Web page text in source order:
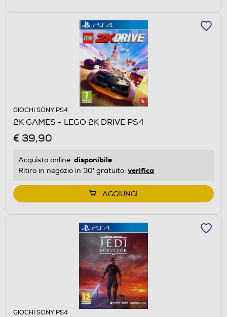
GIOCHI SONY PS4
2K GAMES - LEGO 2K DRIVE PS4
€ 39,90
Acquisto online: disponibile
Ritiro in negozio in 30' gratuito: verifica
AGGIUNGI
GIOCHI SONY PS4